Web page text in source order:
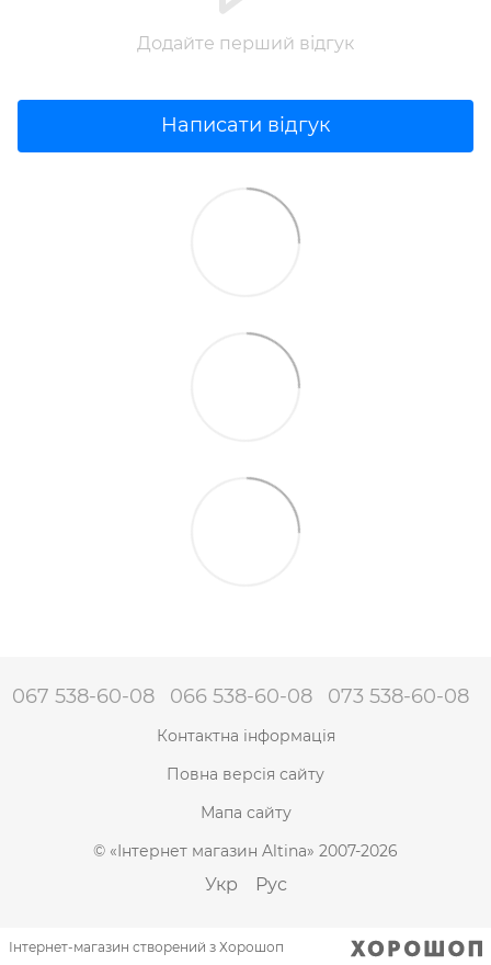
Додайте перший відгук
Написати відгук
067 538-60-08 066 538-60-08 073 538-60-08
Контактна інформація
Повна версія сайту
Мапа сайту
© «Інтернет магазин Altina» 2007-2026
Укр Рус
Інтернет-магазин створений з Хорошоп